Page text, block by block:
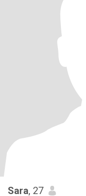
Sara, 27